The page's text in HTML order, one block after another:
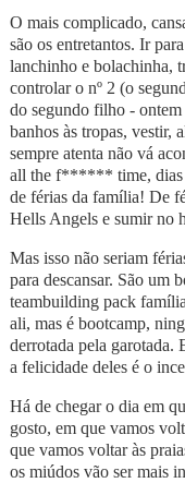
O mais complicado,
são os entretantos. Ir
lanchinho e bolachinha,
controlar o nº 2 (o
do segundo filho -
banhos às tropas, vestir,
sempre atenta não vá
all the f****** time, dias
de férias da família! De
Hells Angels e sumir no
Mas isso não seriam
para descansar. São um
teambuilding pack
ali, mas é bootcamp,
derrotada pela garotada.
a felicidade deles é o
Há de chegar o dia em
gosto, em que vamos
que vamos voltar às
os miúdos vão ser mais